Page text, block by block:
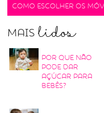
Como escolher os
Maislidos
Por que não
pode dar
açúcar para
bebês?